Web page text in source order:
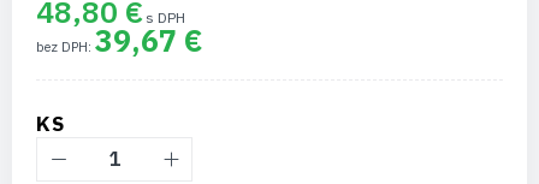
obrázkov
48,80 €
39,67 €
KS